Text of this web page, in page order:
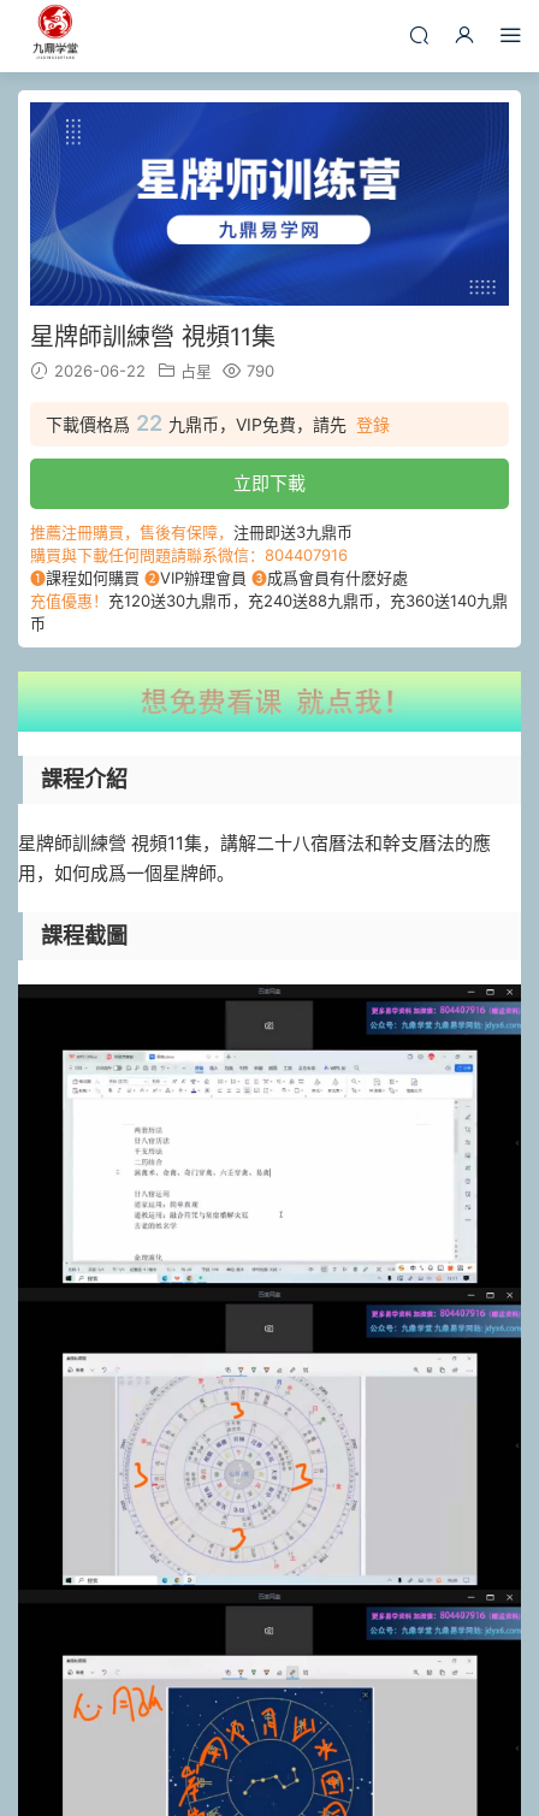
星牌師訓練營 視頻11集
2026-06-22 占星 790
下載價格爲 22 九鼎币，VIP免費，請先 登錄
立即下載
推薦注冊購買，售後有保障， 注冊即送3九鼎币
購買與下載任何問題請聯系微信：804407916
❶課程如何購買 ❷VIP辦理會員 ❸成爲會員有什麽好處
充值優惠！ 充120送30九鼎币，充240送88九鼎币，充360送140九鼎
币
課程介紹
星牌師訓練營 視頻11集，講解二十八宿曆法和幹支曆法的應
用，如何成爲一個星牌師。
課程截圖